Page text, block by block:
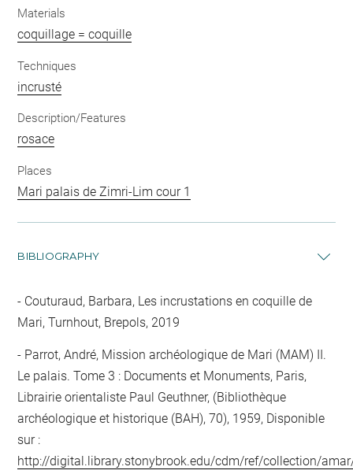
Materials
coquillage = coquille
Techniques
incrusté
Description/Features
rosace
Places
Mari palais de Zimri-Lim cour 1
BIBLIOGRAPHY
Couturaud, Barbara, Les incrustations en coquille de
Mari, Turnhout, Brepols, 2019
Parrot, André, Mission archéologique de Mari (MAM) II.
Le palais. Tome 3 : Documents et Monuments, Paris,
Librairie orientaliste Paul Geuthner, (Bibliothèque
archéologique et historique (BAH), 70), 1959, Disponible
sur :
http://digital.library.stonybrook.edu/cdm/ref/collection/